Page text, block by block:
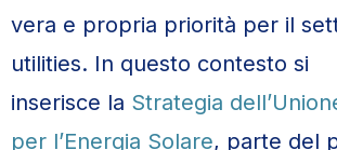
vera e propria priorità per il
utilities. In questo contesto si
inserisce la Strategia
per l’Energia Solare, parte del